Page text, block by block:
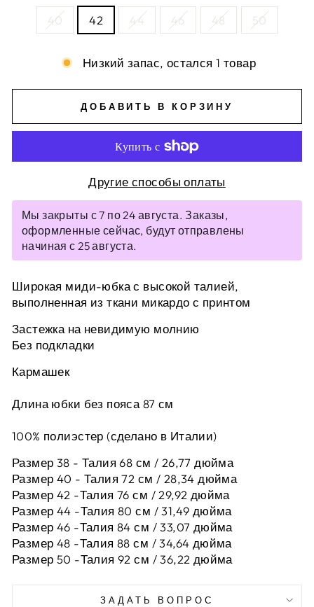
40 42 44 46 48 50
Низкий запас, остался 1 товар
ДОБАВИТЬ В КОРЗИНУ
Другие способы оплаты
Мы закрыты с 7 по 24 августа. Заказы,
оформленные сейчас, будут отправлены
начиная с 25 августа.
Широкая миди-юбка с высокой талией,
выполненная из ткани микардо с принтом
Застежка на невидимую молнию
Без подкладки
Кармашек
Длина юбки без пояса 87 см
100% полиэстер (сделано в Италии)
Размер 38 - Талия 68 см / 26,77 дюйма
Размер 40 - Талия 72 см / 28,34 дюйма
Размер 42 -Талия 76 см / 29,92 дюйма
Размер 44 -Талия 80 см / 31,49 дюйма
Размер 46 -Талия 84 см / 33,07 дюйма
Размер 48 -Талия 88 см / 34,64 дюйма
Размер 50 -Талия 92 см / 36,22 дюйма
ЗАДАТЬ ВОПРОС